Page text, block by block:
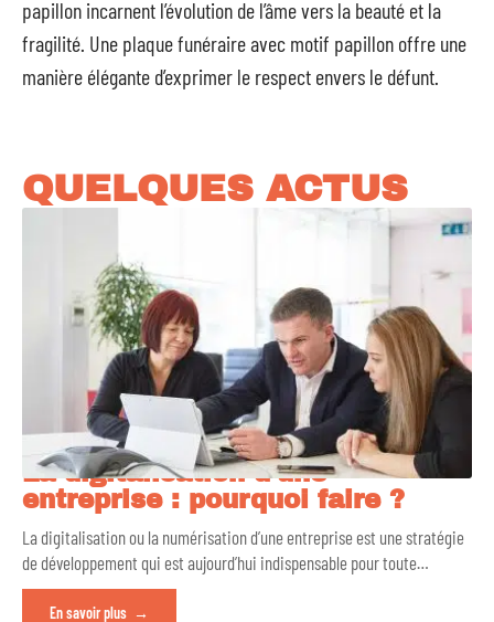
papillon incarnent l’évolution de l’âme vers la beauté et la
fragilité. Une plaque funéraire avec motif papillon offre une
manière élégante d’exprimer le respect envers le défunt.
QUELQUES ACTUS
La digitalisation d’une
entreprise : pourquoi faire ?
La digitalisation ou la numérisation d’une entreprise est une stratégie
de développement qui est aujourd’hui indispensable pour toute…
En savoir plus